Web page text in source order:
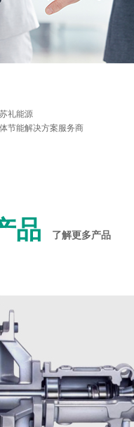
企业文化理念
礼能源
节能解决方案服务商
品 了解更多产品